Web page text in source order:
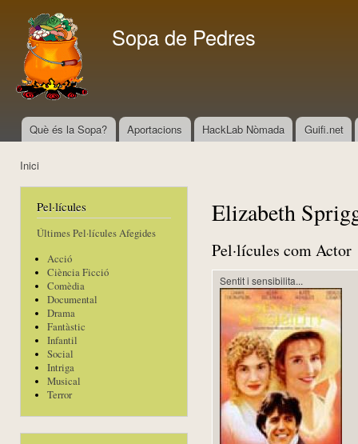
Sopa de Pedres
Menú principal
Què és la Sopa? Aportacions HackLab Nòmada Guifi.net
Inici
Pel·lícules
Últimes Pel·lícules Afegides
Acció
Ciència Ficció
Comèdia
Documental
Drama
Fantàstic
Infantil
Social
Intriga
Musical
Terror
Elizabeth
Pel·lícules com Actor
Sentit i sensibilita...